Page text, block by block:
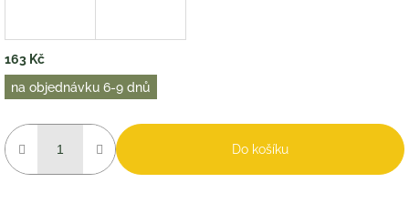
163 Kč
Měrná
cena:
na objednávku 6-9 dnů
Do košíku